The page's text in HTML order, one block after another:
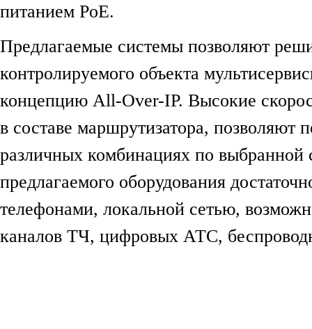
питанием PoE.
Предлагаемые системы позволяют
контролируемого объекта
концепцию All-Over-IP. Высокие
в составе маршрутизатора, позволяют
различных комбинациях по выбранной
предлагаемого оборудования
телефонами, локальной сетью,
каналов ТЧ, цифровых АТС,